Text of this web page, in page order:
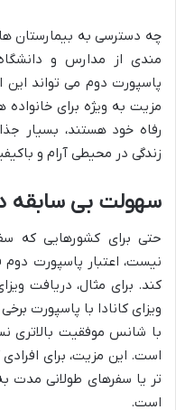
چه دسترسی به بیمارستان
مندی از مدارس و دانشگاه
پاسپورت دوم می تواند این
مزیت به ویژه برای
رفاه خود هستند، بسیار
زندگی در محیطی آرام و
سهولت بی سابقه
حتی برای کشورهایی که
نیست، اعتبار پاسپورت
ویزای کانادا با پاسپورت
با شانس موفقیت بالاتری
است. این مزیت، برای
تر یا سفرهای طولانی مدت
است.